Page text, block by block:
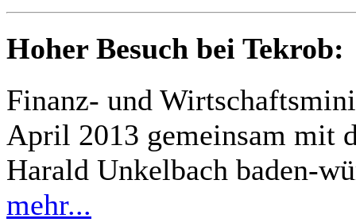
Hoher Besuch bei Tekrob:
Finanz- und
April 2013 gemeinsam mit
Harald Unkelbach baden-
mehr...